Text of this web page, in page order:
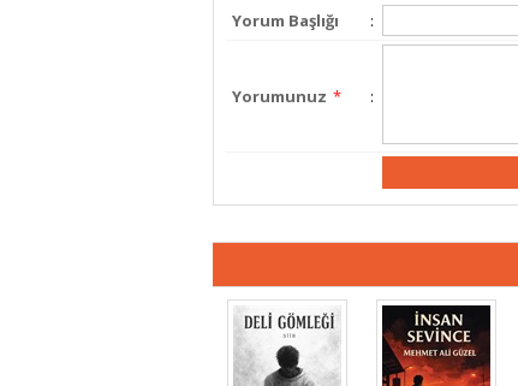
Yorum Başlığı :
Yorumunuz * :